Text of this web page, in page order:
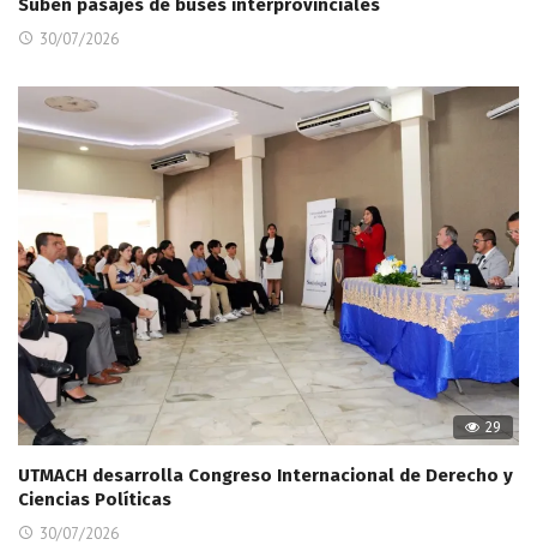
Suben pasajes de buses interprovinciales
30/07/2026
29
UTMACH desarrolla Congreso Internacional de Derecho y
Ciencias Políticas
30/07/2026